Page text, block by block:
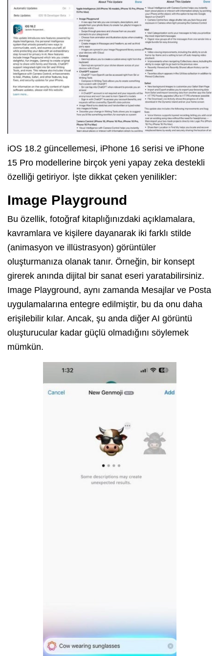
iOS 18.2 güncellemesi, iPhone 16 serisi ve iPhone
15 Pro modellerine birçok yeni yapay zeka destekli
özelliği getiriyor. İşte dikkat çeken yenilikler:
Image Playground
Bu özellik, fotoğraf kitaplığınızdaki açıklamalara,
kavramlara ve kişilere dayanarak iki farklı stilde
(animasyon ve illüstrasyon) görüntüler
oluşturmanıza olanak tanır. Örneğin, bir konsept
girerek anında dijital bir sanat eseri yaratabilirsiniz.
Image Playground, aynı zamanda Mesajlar ve Posta
uygulamalarına entegre edilmiştir, bu da onu daha
erişilebilir kılar. Ancak, şu anda diğer AI görüntü
oluşturucular kadar güçlü olmadığını söylemek
mümkün.